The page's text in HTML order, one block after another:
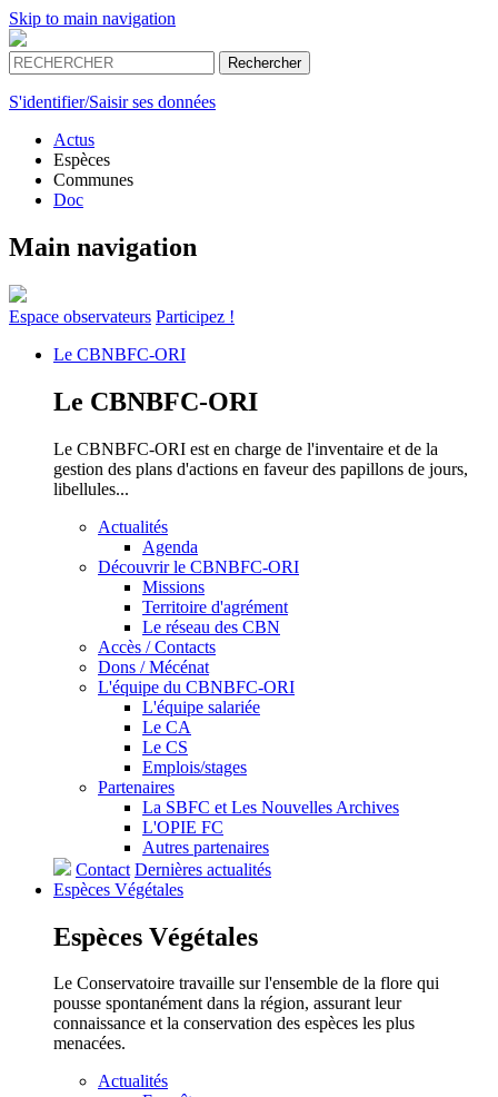
Skip to main navigation
S'identifier/Saisir ses données
Actus
Espèces
Communes
Doc
Main navigation
Espace observateurs Participez !
Le CBNBFC-ORI
Le CBNBFC-ORI
Le CBNBFC-ORI est en charge de l'inventaire et de la
gestion des plans d'actions en faveur des papillons de jours,
libellules...
Actualités
Agenda
Découvrir le CBNBFC-ORI
Missions
Territoire d'agrément
Le réseau des CBN
Accès / Contacts
Dons / Mécénat
L'équipe du CBNBFC-ORI
L'équipe salariée
Le CA
Le CS
Emplois/stages
Partenaires
La SBFC et Les Nouvelles Archives
L'OPIE FC
Autres partenaires
Contact Dernières actualités
Espèces Végétales
Espèces Végétales
Le Conservatoire travaille sur l'ensemble de la flore qui
pousse spontanément dans la région, assurant leur
connaissance et la conservation des espèces les plus
menacées.
Actualités